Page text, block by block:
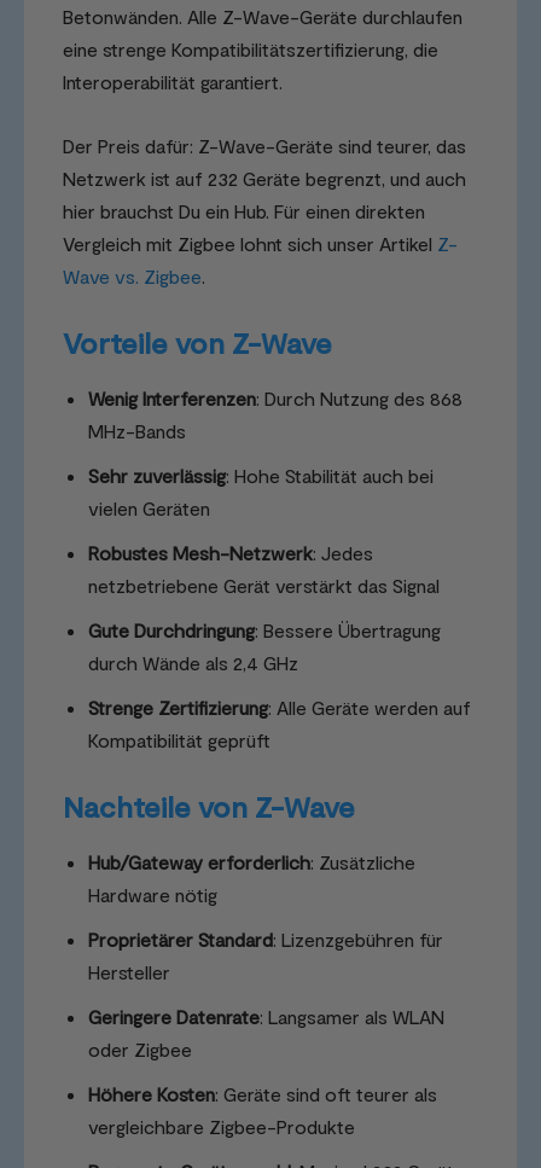
Betonwänden. Alle Z-Wave-Geräte durchlaufen
eine strenge Kompatibilitätszertifizierung, die
Interoperabilität garantiert.
Der Preis dafür: Z-Wave-Geräte sind teurer, das
Netzwerk ist auf 232 Geräte begrenzt, und auch
hier brauchst Du ein Hub. Für einen direkten
Vergleich mit Zigbee lohnt sich unser Artikel Z-
Wave vs. Zigbee.
Vorteile von Z-Wave
Wenig Interferenzen: Durch Nutzung des 868
MHz-Bands
Sehr zuverlässig: Hohe Stabilität auch bei
vielen Geräten
Robustes Mesh-Netzwerk: Jedes
netzbetriebene Gerät verstärkt das Signal
Gute Durchdringung: Bessere Übertragung
durch Wände als 2,4 GHz
Strenge Zertifizierung: Alle Geräte werden auf
Kompatibilität geprüft
Nachteile von Z-Wave
Hub/Gateway erforderlich: Zusätzliche
Hardware nötig
Proprietärer Standard: Lizenzgebühren für
Hersteller
Geringere Datenrate: Langsamer als WLAN
oder Zigbee
Höhere Kosten: Geräte sind oft teurer als
vergleichbare Zigbee-Produkte